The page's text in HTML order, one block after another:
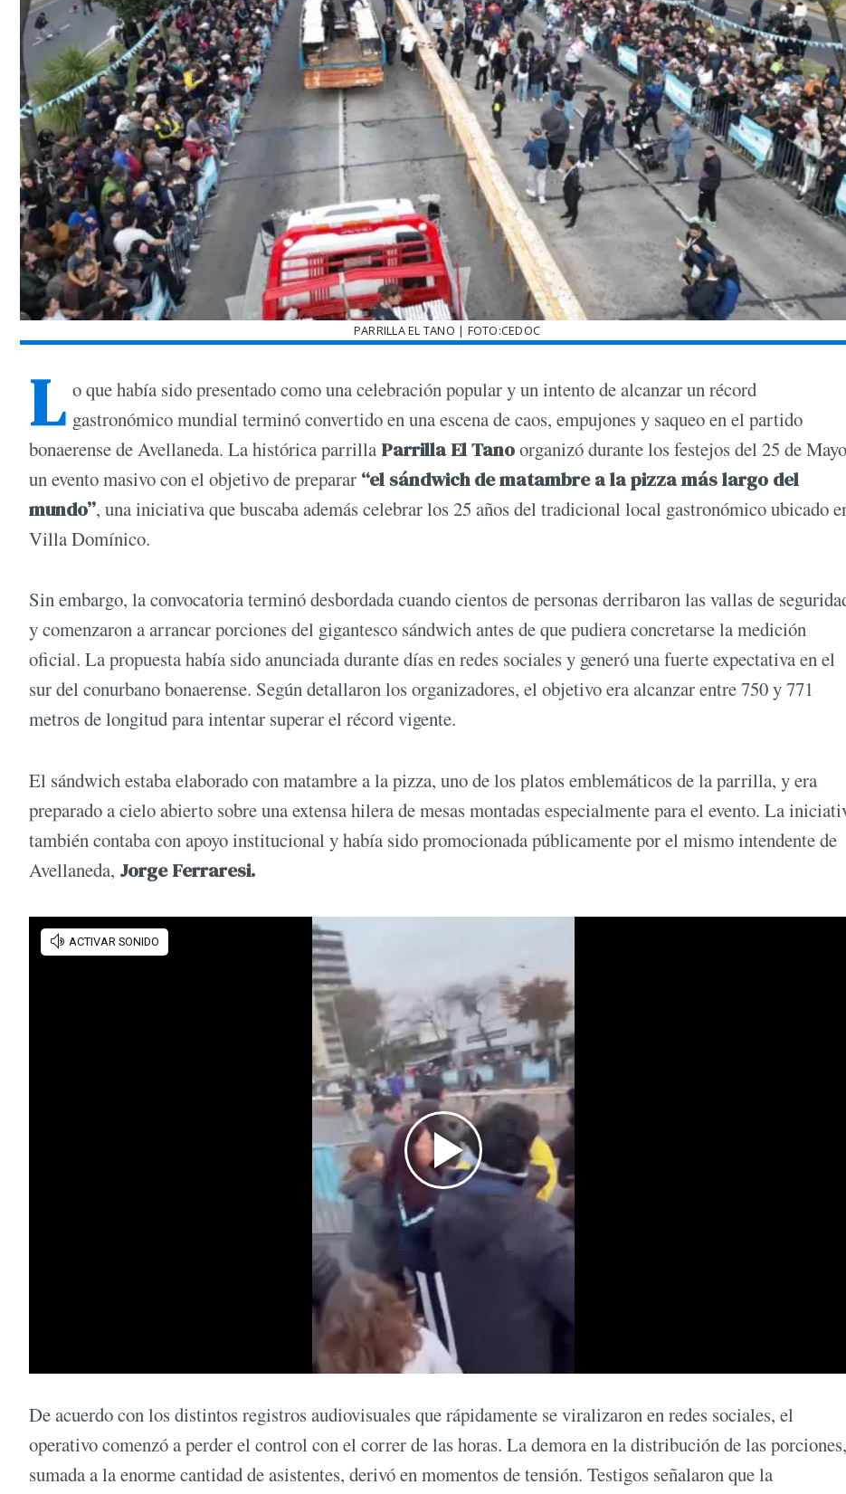
PARRILLA EL TANO | FOTO:CEDOC
L o que había sido presentado como una celebración popular y un intento de alcanzar un récord
gastronómico mundial terminó convertido en una escena de caos, empujones y saqueo en el partido
bonaerense de Avellaneda. La histórica parrilla Parrilla El Tanoorganizó durante los festejos del 25 de Mayo
un evento masivo con el objetivo de preparar “el sándwich de matambre a la pizza más largo del
mundo”, una iniciativa que buscaba además celebrar los 25 años del tradicional local gastronómico ubicado
Villa Domínico.
Sin embargo, la convocatoria terminó desbordada cuando cientos de personas derribaron las vallas de
y comenzaron a arrancar porciones del gigantesco sándwich antes de que pudiera concretarse la medición
oficial. La propuesta había sido anunciada durante días en redes sociales y generó una fuerte expectativa en el
sur del conurbano bonaerense. Según detallaron los organizadores, el objetivo era alcanzar entre 750 y 771
metros de longitud para intentar superar el récord vigente.
El sándwich estaba elaborado con matambre a la pizza, uno de los platos emblemáticos de la parrilla, y era
preparado a cielo abierto sobre una extensa hilera de mesas montadas especialmente para el evento. La
también contaba con apoyo institucional y había sido promocionada públicamente por el mismo intendente de
Avellaneda, Jorge Ferraresi.
De acuerdo con los distintos registros audiovisuales que rápidamente se viralizaron en redes sociales, el
operativo comenzó a perder el control con el correr de las horas. La demora en la distribución de las porciones,
sumada a la enorme cantidad de asistentes, derivó en momentos de tensión. Testigos señalaron que la